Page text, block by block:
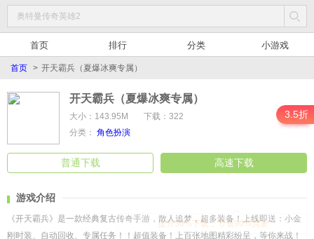
首页 排行 分类 小游戏
首页 > 开天霸兵（夏爆冰爽专属）
开天霸兵（夏爆冰爽专属）
大小：143.95M 下载：322 3.5折
分类： 角色扮演
普通下载 高速下载
提升30%下载，节省90%流量
游戏介绍
《开天霸兵》是一款经典复古传奇手游，散人追梦，超多装备！上线即送：小金
刚时装、自动回收、专属任务！！超值装备！上百张地图精彩纷呈，等你来战！